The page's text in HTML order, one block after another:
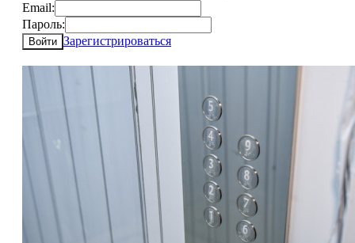
Email:
Пароль:
Войти Зарегистрироваться